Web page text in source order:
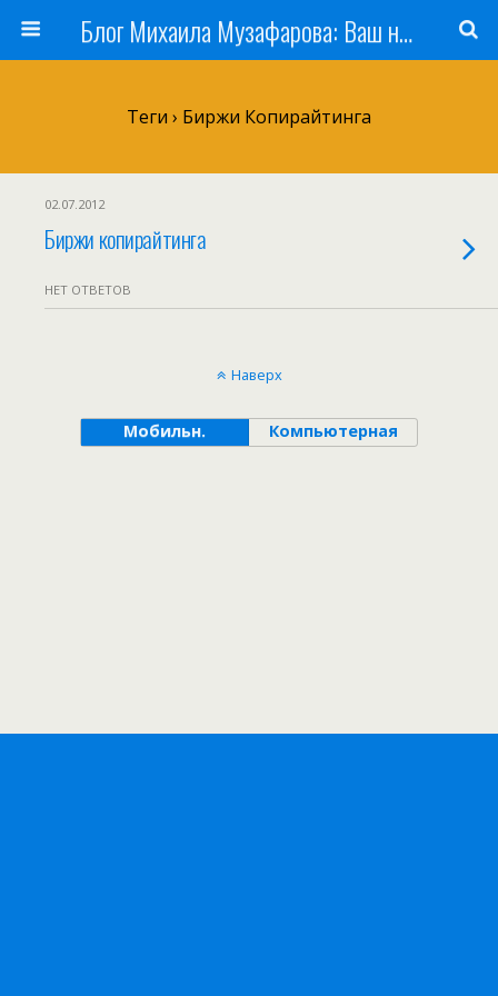
Блог Михаила Музафарова: Ваш наставник по заработку в Интернете
Теги › Биржи Копирайтинга
02.07.2012
Биржи копирайтинга
НЕТ ОТВЕТОВ
Наверх
Мобильн. Компьютерная